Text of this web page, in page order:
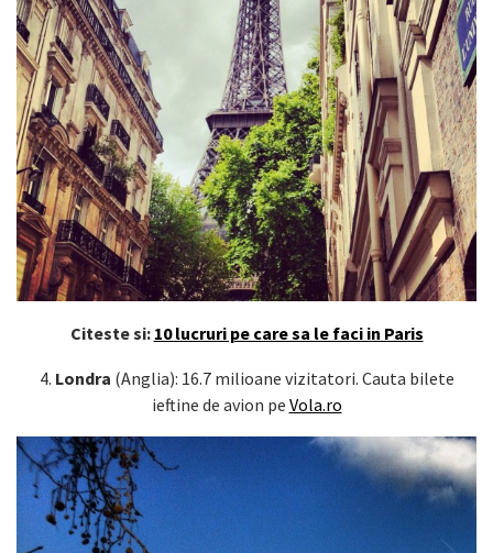
Citeste si: 10 lucruri pe care sa le faci in Paris
4. Londra (Anglia): 16.7 milioane vizitatori. Cauta bilete
ieftine de avion pe Vola.ro